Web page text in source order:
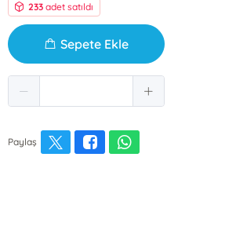
233 adet satıldı
Sepete Ekle
Paylaş